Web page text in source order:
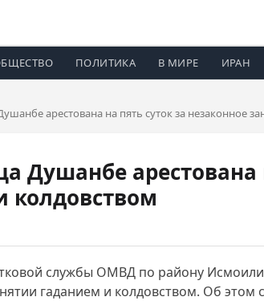
ПОЛИТИКА В МИРЕ ИРАН
арестована на пять суток за незаконное
Душанбе арестована
колдовством
службы ОМВД по району
гаданием и колдовством. Об